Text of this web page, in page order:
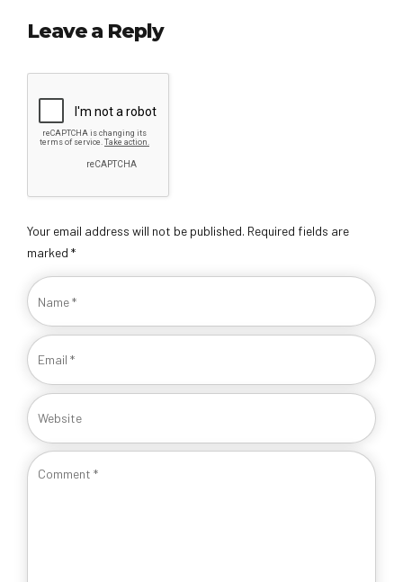
Leave a Reply
Your email address will not be published. Required fields are
marked *